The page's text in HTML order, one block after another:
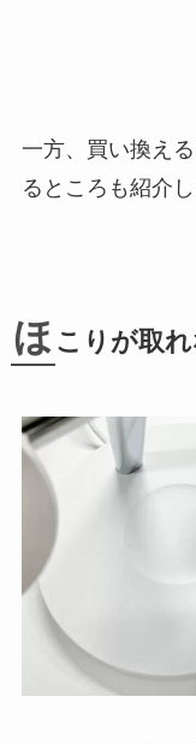
一方、買い換え
るところも紹介し
ほ こりが取